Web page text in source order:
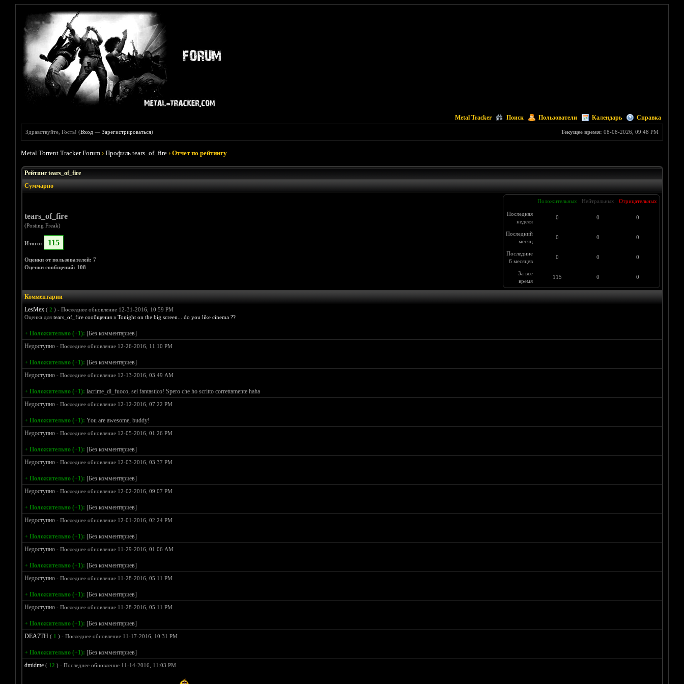
Metal Tracker Поиск Пользователи Календарь Справка
Текущее время: 08-08-2026, 09:48 PM
Здравствуйте, Гость! (Вход —Зарегистрироваться)
Metal Torrent Tracker Forum ›Профиль tears_of_fire ›Отчет по рейтингу
Рейтинг tears_of_fire
Суммарно
tears_of_fire
(Posting Freak)
Итого: 115
Оценки от пользователей: 7
Оценки сообщений: 108
Положительных Нейтральных Отрицательных
Последняя
неделя
0 0 0
Последний
месяц
0 0 0
Последние
6 месяцев
0 0 0
За все
время
115 0 0
Комментарии
LesMex ( 2 ) - Последнее обновление 12-31-2016, 10:59 PM
Оценка для tears_of_fire сообщенияв Tonight on the big screen... do you like cinema ??
+ Положительно (+1): [Без комментариев]
Недоступно - Последнее обновление 12-26-2016, 11:10 PM
+ Положительно (+1): [Без комментариев]
Недоступно - Последнее обновление 12-13-2016, 03:49 AM
+ Положительно (+1): lacrime_di_fuoco, sei fantastico! Spero che ho scritto correttamente haha
Недоступно - Последнее обновление 12-12-2016, 07:22 PM
+ Положительно (+1): You are awesome, buddy!
Недоступно - Последнее обновление 12-05-2016, 01:26 PM
+ Положительно (+1): [Без комментариев]
Недоступно - Последнее обновление 12-03-2016, 03:37 PM
+ Положительно (+1): [Без комментариев]
Недоступно - Последнее обновление 12-02-2016, 09:07 PM
+ Положительно (+1): [Без комментариев]
Недоступно - Последнее обновление 12-01-2016, 02:24 PM
+ Положительно (+1): [Без комментариев]
Недоступно - Последнее обновление 11-29-2016, 01:06 AM
+ Положительно (+1): [Без комментариев]
Недоступно - Последнее обновление 11-28-2016, 05:11 PM
+ Положительно (+1): [Без комментариев]
Недоступно - Последнее обновление 11-28-2016, 05:11 PM
+ Положительно (+1): [Без комментариев]
DEA7TH ( 1 ) - Последнее обновление 11-17-2016, 10:31 PM
+ Положительно (+1): [Без комментариев]
dmidme ( 12 ) - Последнее обновление 11-14-2016, 11:03 PM